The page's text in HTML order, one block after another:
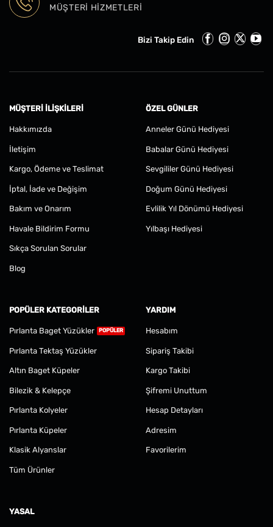
MÜŞTERI HIZMETLERI
Bizi Takip Edin
MÜŞTERI İLIŞKILERI
Hakkımızda
İletişim
Kargo, Ödeme ve Teslimat
İptal, İade ve Değişim
Bakım ve Onarım
Havale Bildirim Formu
Sıkça Sorulan Sorular
Blog
ÖZEL GÜNLER
Anneler Günü Hediyesi
Babalar Günü Hediyesi
Sevgililer Günü Hediyesi
Doğum Günü Hediyesi
Evlilik Yıl Dönümü Hediyesi
Yılbaşı Hediyesi
POPÜLER KATEGORILER
Pırlanta Baget Yüzükler
Pırlanta Tektaş Yüzükler
Altın Baget Küpeler
Bilezik & Kelepçe
Pırlanta Kolyeler
Pırlanta Küpeler
Klasik Alyanslar
Tüm Ürünler
YARDIM
Hesabım
Sipariş Takibi
Kargo Takibi
Şifremi Unuttum
Hesap Detayları
Adresim
Favorilerim
YASAL